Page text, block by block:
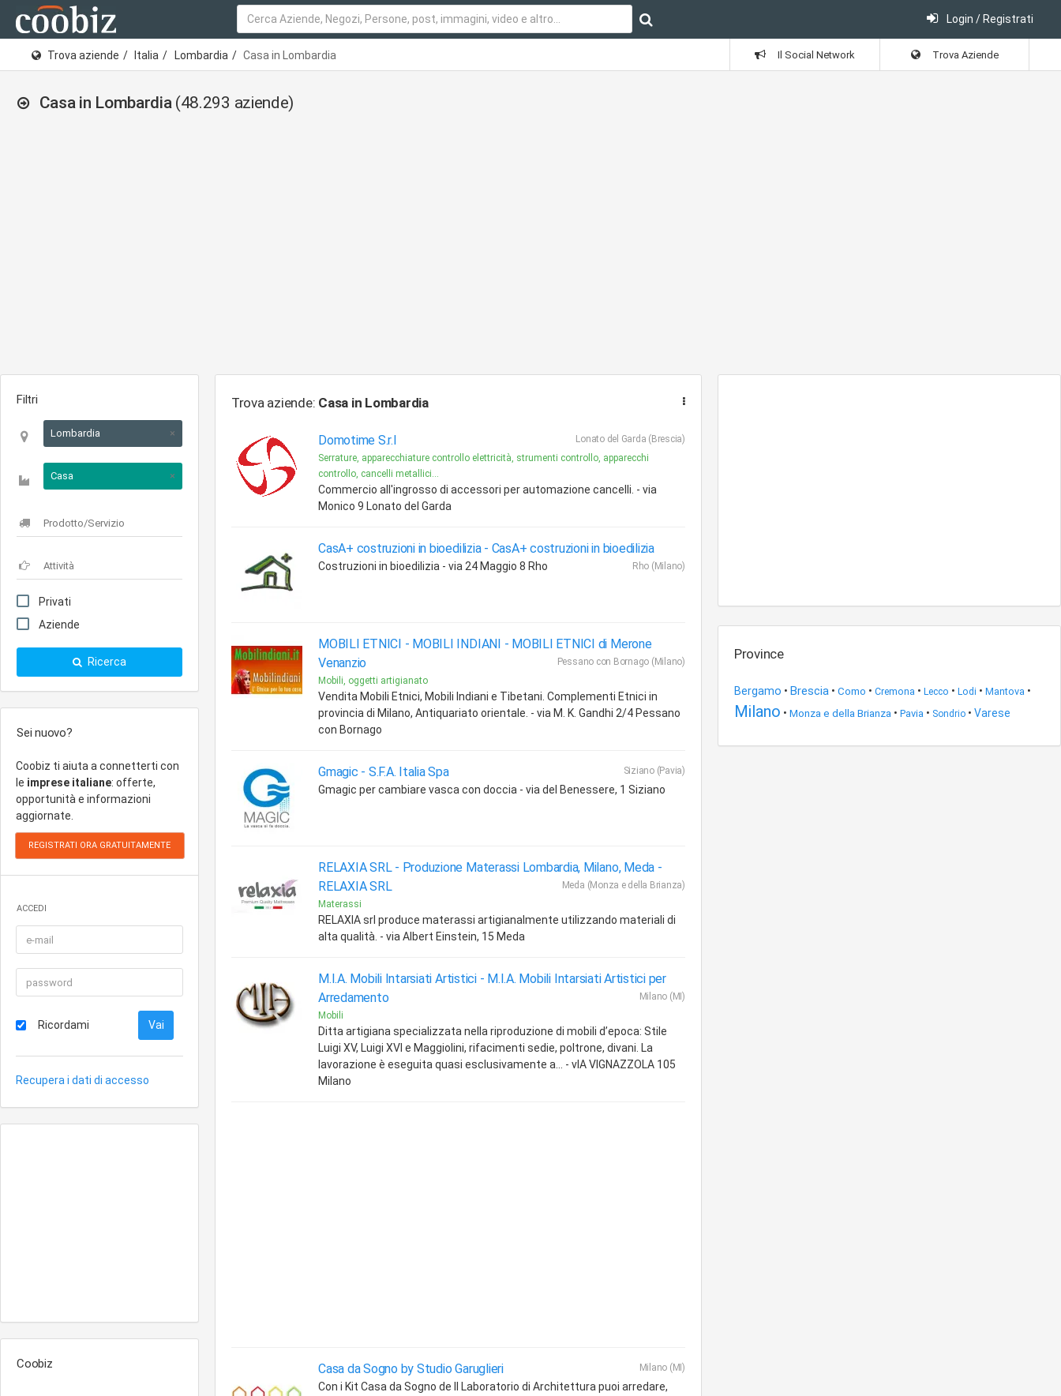
Login / Registrati
Trova aziende Italia Lombardia Casa in Lombardia Il Social Network Trova Aziende
Casa in Lombardia (48.293 aziende)
Filtri
Lombardia ×
Casa ×
Privati
Aziende
Ricerca
Sei nuovo?
Coobiz ti aiuta a connetterti con
le imprese italiane: offerte,
opportunità e informazioni
aggiornate.
ACCEDI
Ricordami
Recupera i dati di accesso
Coobiz
Trova aziende: Casa in Lombardia
Domotime S.r.l
Lonato del Garda (Brescia)
Serrature, apparecchiature controllo elettricità, strumenti controllo, apparecchi
controllo, cancelli metallici...
Commercio all'ingrosso di accessori per automazione cancelli. - via
Monico 9 Lonato del Garda
CasA+ costruzioni in bioedilizia - CasA+ costruzioni in bioedilizia
Rho (Milano)
Costruzioni in bioedilizia - via 24 Maggio 8 Rho
MOBILI ETNICI - MOBILI INDIANI - MOBILI ETNICI di Merone
Venanzio
Pessano con Bornago (Milano)
Mobili, oggetti artigianato
Vendita Mobili Etnici, Mobili Indiani e Tibetani. Complementi Etnici in
provincia di Milano, Antiquariato orientale. - via M. K. Gandhi 2/4 Pessano
con Bornago
Gmagic - S.F.A. Italia Spa Siziano (Pavia)
Gmagic per cambiare vasca con doccia - via del Benessere, 1 Siziano
RELAXIA SRL - Produzione Materassi Lombardia, Milano, Meda -
RELAXIA SRL
Meda (Monza e della Brianza)
Materassi
RELAXIA srl produce materassi artigianalmente utilizzando materiali di
alta qualità. - via Albert Einstein, 15 Meda
M.I.A. Mobili Intarsiati Artistici - M.I.A. Mobili Intarsiati Artistici per
Arredamento
Milano (MI)
Mobili
Ditta artigiana specializzata nella riproduzione di mobili d’epoca: Stile
Luigi XV, Luigi XVI e Maggiolini, rifacimenti sedie, poltrone, divani. La
lavorazione è eseguita quasi esclusivamente a... - vIA VIGNAZZOLA 105
Milano
Casa da Sogno by Studio Garuglieri Milano (MI)
Con i Kit Casa da Sogno de Il Laboratorio di Architettura puoi arredare,
Province
Bergamo • Brescia • Como • Cremona • Lecco • Lodi • Mantova •
Milano • Monza e della Brianza • Pavia • Sondrio • Varese